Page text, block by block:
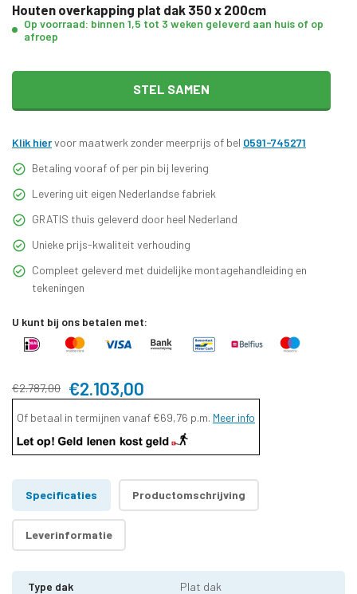
Houten overkapping plat dak 350 x 200cm
Op voorraad: binnen 1,5 tot 3 weken geleverd aan huis of op
afroep
STEL SAMEN
Klik hiervoor maatwerk zonder meerprijs of bel 0591-745271
Betaling vooraf of per pin bij levering
Levering uit eigen Nederlandse fabriek
GRATIS thuis geleverd door heel Nederland
Unieke prijs-kwaliteit verhouding
Compleet geleverd met duidelijke montagehandleiding en
tekeningen
U kunt bij ons betalen met:
€2.787,00 €2.103,00
Of betaal in termijnen vanaf €69,76 p.m. Meer info
Specificaties Productomschrijving
Leverinformatie
Type dak Plat dak